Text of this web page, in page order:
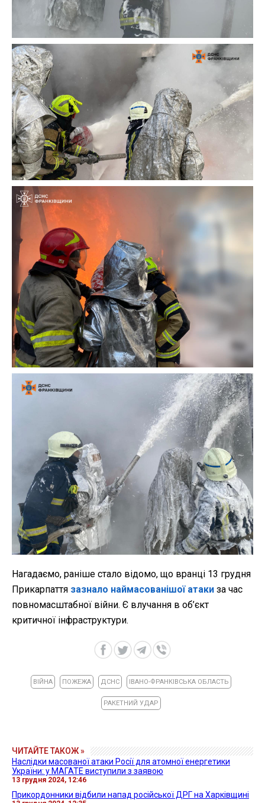
Нагадаємо, раніше стало відомо, що вранці 13 грудня
Прикарпаття зазнало наймасованішої атаки за час
повномасштабної війни. Є влучання в об’єкт
критичної інфраструктури.
ВІЙНА ПОЖЕЖА ДСНС ІВАНО-ФРАНКІВСЬКА ОБЛАСТЬ
РАКЕТНИЙ УДАР
ЧИТАЙТЕ ТАКОЖ »
Наслідки масованої атаки Росії для атомної енергетики
України: у МАГАТЕ виступили з заявою
13 грудня 2024, 12:46
Прикордонники відбили напад російської ДРГ на Харківщині